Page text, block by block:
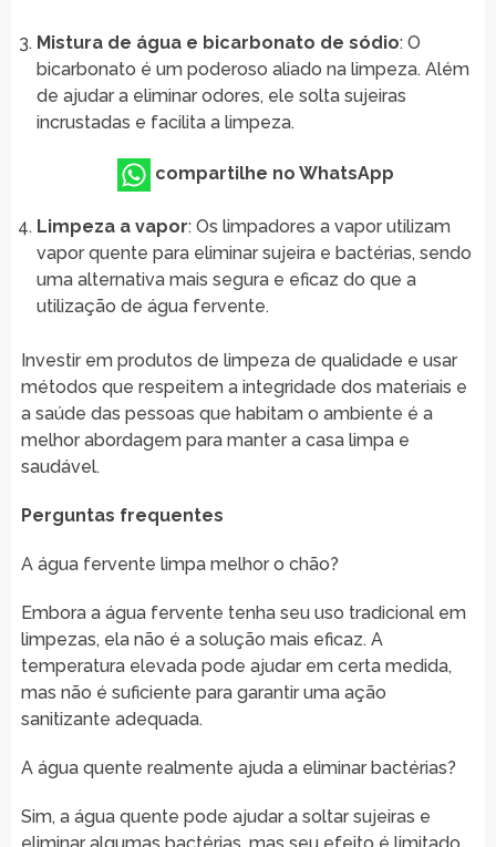
Mistura de água e bicarbonato de sódio: O
bicarbonato é um poderoso aliado na limpeza. Além
de ajudar a eliminar odores, ele solta sujeiras
incrustadas e facilita a limpeza.
compartilhe no WhatsApp
Limpeza a vapor: Os limpadores a vapor utilizam
vapor quente para eliminar sujeira e bactérias, sendo
uma alternativa mais segura e eficaz do que a
utilização de água fervente.
Investir em produtos de limpeza de qualidade e usar
métodos que respeitem a integridade dos materiais e
a saúde das pessoas que habitam o ambiente é a
melhor abordagem para manter a casa limpa e
saudável.
Perguntas frequentes
A água fervente limpa melhor o chão?
Embora a água fervente tenha seu uso tradicional em
limpezas, ela não é a solução mais eficaz. A
temperatura elevada pode ajudar em certa medida,
mas não é suficiente para garantir uma ação
sanitizante adequada.
A água quente realmente ajuda a eliminar bactérias?
Sim, a água quente pode ajudar a soltar sujeiras e
eliminar algumas bactérias, mas seu efeito é limitado